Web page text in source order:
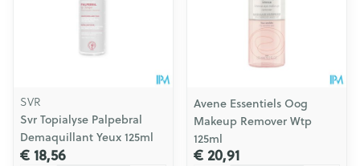
SVR
Svr Topialyse Palpebral
Demaquillant Yeux 125ml
€ 18,56
Avene Essentiels Oog
Makeup Remover Wtp
125ml
€ 20,91